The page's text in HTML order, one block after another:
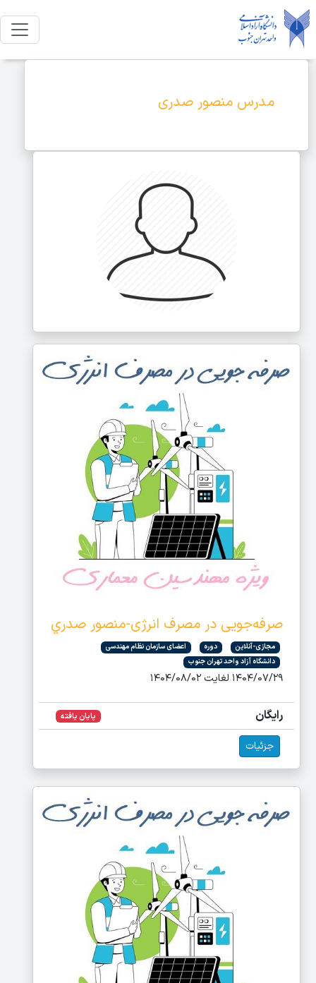
مدرس منصور صدری
صرفه‌جویی در مصرف انرژی-منصور صدري
مجازی-آنلاین دوره
اعضای سازمان نظام مهندسی
دانشگاه آزاد واحد تهران جنوب
۱۴۰۴/۰۷/۲۹ لغایت ۱۴۰۴/۰۸/۰۲
رایگان پایان یافته
جزئیات